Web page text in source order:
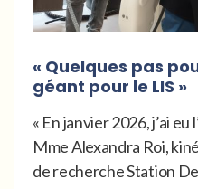
« Quelques pas
géant pour le LIS »
« En janvier 2026, j’ai
Mme Alexandra Roi,
de recherche Station